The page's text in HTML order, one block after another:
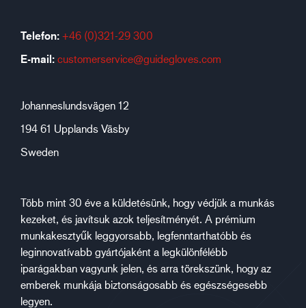
Telefon: +46 (0)321-29 300
E-mail: customerservice@guidegloves.com
Johanneslundsvägen 12
194 61 Upplands Väsby
Sweden
Több mint 30 éve a küldetésünk, hogy védjük a munkás
kezeket, és javítsuk azok teljesítményét. A prémium
munkakesztyűk leggyorsabb, legfenntarthatóbb és
leginnovatívabb gyártójaként a legkülönfélébb
iparágakban vagyunk jelen, és arra törekszünk, hogy az
emberek munkája biztonságosabb és egészségesebb
legyen.